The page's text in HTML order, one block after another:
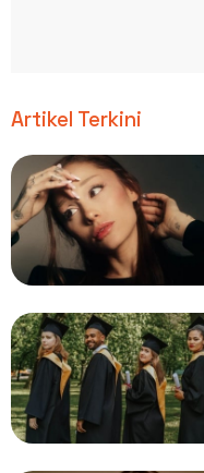
Artikel Terkini